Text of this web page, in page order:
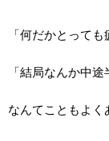
「何だかとっても
「結局なんか中途
なんてこともよく